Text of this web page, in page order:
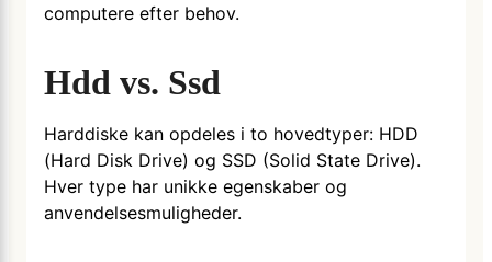
computere efter behov.
Hdd vs. Ssd
Harddiske kan opdeles i to hovedtyper: HDD
(Hard Disk Drive) og SSD (Solid State Drive).
Hver type har unikke egenskaber og
anvendelsesmuligheder.